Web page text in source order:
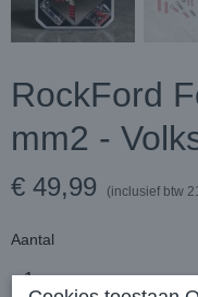
RockFord
mm2 -
€ 49,99 (inclusief btw
Aantal